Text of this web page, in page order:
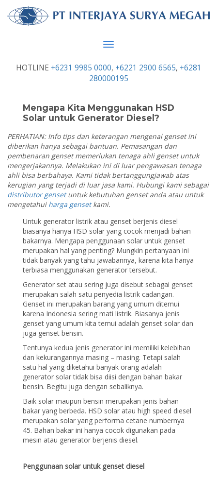
Toggle
HOTLINE +6231 9985 0000, +6221 2900 6565, +6281
280000195
Mengapa Kita Menggunakan HSD
Solar untuk Generator Diesel?
PERHATIAN: Info tips dan keterangan mengenai genset ini
diberikan hanya sebagai bantuan. Pemasangan dan
pembenaran genset memerlukan tenaga ahli genset untuk
mengerjakannya. Melakukan ini di luar pengawasan tenaga
ahli bisa berbahaya. Kami tidak bertanggungjawab atas
kerugian yang terjadi di luar jasa kami. Hubungi kami sebagai
distributor gensetuntuk kebutuhan genset anda atau untuk
mengetahui harga gensetkami.
Untuk generator listrik atau genset berjenis diesel
biasanya hanya HSD solar yang cocok menjadi bahan
bakarnya. Mengapa penggunaan solar untuk genset
merupakan hal yang penting? Mungkin pertanyaan ini
tidak banyak yang tahu jawabannya, karena kita hanya
terbiasa menggunakan generator tersebut.
Generator set atau sering juga disebut sebagai genset
merupakan salah satu penyedia listrik cadangan.
Genset ini merupakan barang yang umum ditemui
karena Indonesia sering mati listrik. Biasanya jenis
genset yang umum kita temui adalah genset solar dan
juga genset bensin.
Tentunya kedua jenis generator ini memiliki kelebihan
dan kekurangannya masing – masing. Tetapi salah
satu hal yang diketahui banyak orang adalah
generator solar tidak bisa diisi dengan bahan bakar
bensin. Begitu juga dengan sebaliknya.
Baik solar maupun bensin merupakan jenis bahan
bakar yang berbeda. HSD solar atau high speed diesel
merupakan solar yang performa cetane numbernya
45. Bahan bakar ini hanya cocok digunakan pada
mesin atau generator berjenis diesel.
Penggunaan solar untuk genset diesel